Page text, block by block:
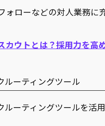
ォローなどの対人業務に
カウトとは？採用力を高
ルーティングツール
ルーティングツールを活